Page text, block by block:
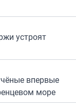
устроят
впервые
море